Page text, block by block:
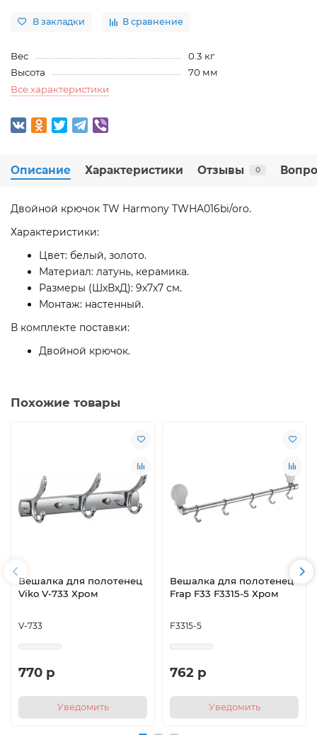
В закладки В сравнение
Вес
0.3 кг
Высота
70 мм
Все характеристики
Описание Характеристики Отзывы 0
Двойной крючок TW Harmony TWHA016bi/oro.
Характеристики:
Цвет: белый, золото.
Материал: латунь, керамика.
Размеры (ШхВхД): 9х7х7 см.
Монтаж: настенный.
В комплекте поставки:
Двойной крючок.
Похожие товары
Вешалка для полотенец
Viko V-733 Хром
V-733
770 р
Уведомить
Вешалка для полотенец
Frap F33 F3315-5 Хром
F3315-5
762 р
Уведомить